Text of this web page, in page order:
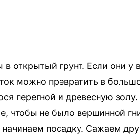
открытый грунт. Если они у
можно превратить в
перегной и древесную
чтобы не было вершинной
посадку. Сажаем